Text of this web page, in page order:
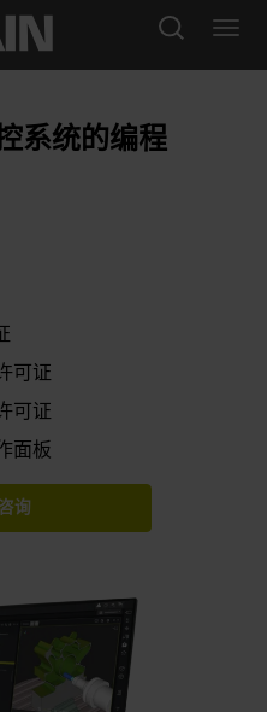
系统的编程
可证
可证
面板
询